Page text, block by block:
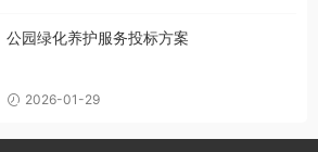
公园绿化养护服务投标方案
2026-01-29